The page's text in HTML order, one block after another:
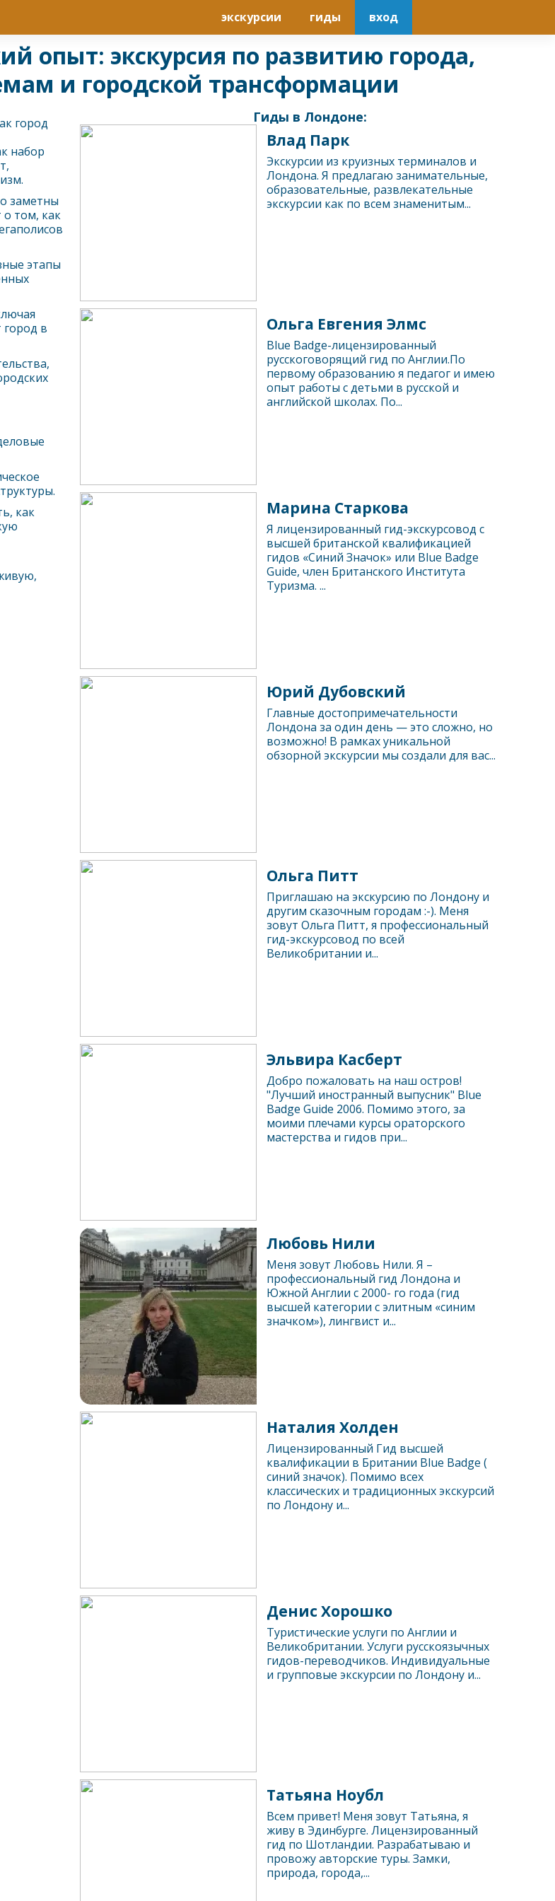
экскурсии гиды вход
опыт: экскурсия по развитию города,
и городской трансформации
город
набор
заметны
о том, как
этапы
город в
как
Гиды в Лондоне:
Влад Парк
Экскурсии из круизных терминалов и
Лондона. Я предлагаю занимательные,
образовательные, развлекательные
экскурсии как по всем знаменитым...
Ольга Евгения Элмс
Blue Badge-лицензированный
русскоговорящий гид по Англии.По
первому образованию я педагог и имею
опыт работы с детьми в русской и
английской школах. По...
Марина Старкова
Я лицензированный гид-экскурсовод с
высшей британской квалификацией
гидов «Синий Значок» или Blue Badge
Guide, член Британского Института
Туризма. ...
Юрий Дубовский
Главные достопримечательности
Лондона за один день — это сложно, но
возможно! В рамках уникальной
обзорной экскурсии мы создали для вас...
Ольга Питт
Приглашаю на экскурсию по Лондону и
другим сказочным городам :-). Меня
зовут Ольга Питт, я профессиональный
гид-экскурсовод по всей
Великобритании и...
Эльвира Касберт
Добро пожаловать на наш остров!
"Лучший иностранный выпусник" Blue
Badge Guide 2006. Помимо этого, за
моими плечами курсы ораторского
мастерства и гидов при...
Любовь Нили
Меня зовут Любовь Нили. Я –
профессиональный гид Лондона и
Южной Англии с 2000- го года (гид
высшей категории с элитным «синим
значком»), лингвист и...
Наталия Холден
Лицензированный Гид высшей
квалификации в Британии Blue Badge (
синий значок). Помимо всех
классических и традиционных экскурсий
по Лондону и...
Денис Хорошко
Туристические услуги по Англии и
Великобритании. Услуги русскоязычных
гидов-переводчиков. Индивидуальные
и групповые экскурсии по Лондону и...
Татьяна Ноубл
Всем привет! Меня зовут Татьяна, я
живу в Эдинбурге. Лицензированный
гид по Шотландии. Разрабатываю и
провожу авторские туры. Замки,
природа, города,...